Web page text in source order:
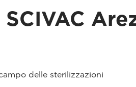
delle sterilizzazioni